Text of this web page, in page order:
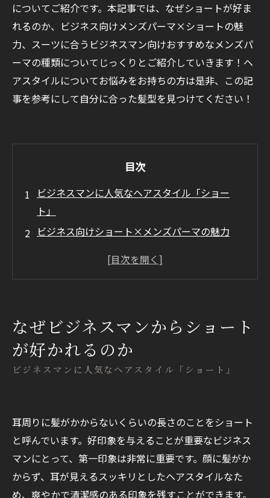
についてご紹介です。本記事では、なぜショートが好ま
れるのか、ビジネス向けメンズパーマ×ショートの魅
力、スーツに合うビジネスマン向けおすすめなメンズパ
ーマの種類についてじっくりとご紹介していきます！ヘ
アスタイルについてお悩みをお持ちの方は是非、この記
事を参考にして自分に合った髪型を見つけてください！
目次
ビジネスマンに人気なヘアスタイル「ショー
ト」
ビジネス向けショート×メンズパーマの魅力
ビジネス向けスーツに合うメンズパーマ×ショ
ビジネスマンに人気なヘアスタイル「ショート」
なぜビジネスマンからショート
が好かれるのか
耳周りに髪がかからないくらいの長さのことをショート
と呼んでいます。好印象を与えることが重要なビジネス
マンにとって、第一印象は非常に重要です。顔に髪がか
からず、耳が見えるスッキリとしたヘアスタイルなた
め、爽やかで清潔感のある印象を残すことができます。